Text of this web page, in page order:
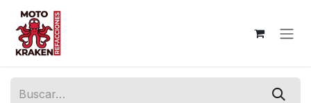
Ir al contenido